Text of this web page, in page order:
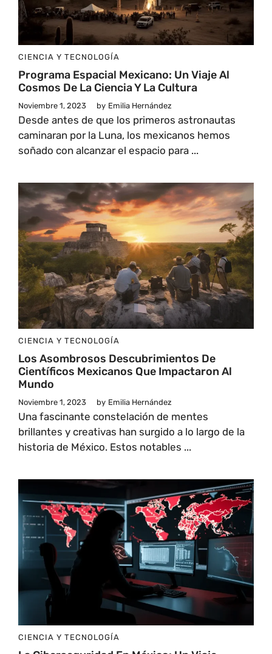
CIENCIA Y TECNOLOGÍA
Programa Espacial Mexicano: Un Viaje Al
Cosmos De La Ciencia Y La Cultura
Noviembre 1, 2023 by Emilia Hernández
Desde antes de que los primeros astronautas
caminaran por la Luna, los mexicanos hemos
soñado con alcanzar el espacio para ...
CIENCIA Y TECNOLOGÍA
Los Asombrosos Descubrimientos De
Científicos Mexicanos Que Impactaron Al
Mundo
Noviembre 1, 2023 by Emilia Hernández
Una fascinante constelación de mentes
brillantes y creativas han surgido a lo largo de la
historia de México. Estos notables ...
CIENCIA Y TECNOLOGÍA